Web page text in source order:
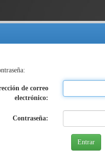
de correo
electrónico:
Contraseña: